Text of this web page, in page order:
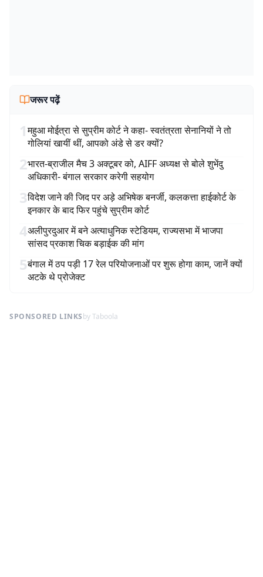
जरूर पढ़ें
1महुआ मोईत्रा से सुप्रीम कोर्ट ने कहा- स्वतंत्रता सेनानियों ने तो
गोलियां खायीं थीं, आपको अंडे से डर क्यों?
2भारत-ब्राजील मैच 3 अक्टूबर को, AIFF अध्यक्ष से बोले शुभेंदु
अधिकारी- बंगाल सरकार करेगी सहयोग
3विदेश जाने की जिद पर अड़े अभिषेक बनर्जी, कलकत्ता हाईकोर्ट के
इनकार के बाद फिर पहुंचे सुप्रीम कोर्ट
4अलीपुरदुआर में बने अत्याधुनिक स्टेडियम, राज्यसभा में भाजपा
सांसद प्रकाश चिक बड़ाईक की मांग
5बंगाल में ठप पड़ी 17 रेल परियोजनाओं पर शुरू होगा काम, जानें क्यों
अटके थे प्रोजेक्ट
SPONSORED LINKSby Taboola